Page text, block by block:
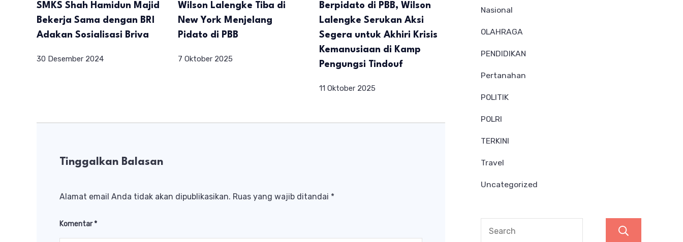
SMKS Shah Hamidun Majid
Bekerja Sama dengan BRI
Adakan Sosialisasi Briva
30 Desember 2024
Wilson Lalengke Tiba di
New York Menjelang
Pidato di PBB
7 Oktober 2025
Berpidato di PBB, Wilson
Lalengke Serukan Aksi
Segera untuk Akhiri Krisis
Kemanusiaan di Kamp
Pengungsi Tindouf
11 Oktober 2025
Tinggalkan Balasan
Alamat email Anda tidak akan dipublikasikan. Ruas yang wajib ditandai *
Komentar*
Nasional
OLAHRAGA
PENDIDIKAN
Pertanahan
POLITIK
POLRI
TERKINI
Travel
Uncategorized